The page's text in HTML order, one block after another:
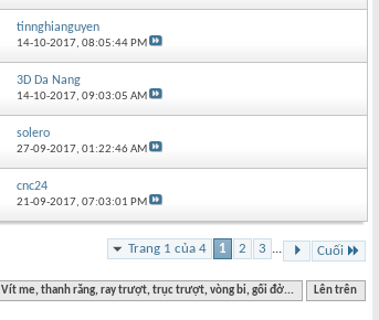
tinnghianguyen
14-10-2017,08:05:44 PM
3D Da Nang
14-10-2017,09:03:05 AM
solero
27-09-2017,01:22:46 AM
cnc24
21-09-2017,07:03:01 PM
Trang 1 của 4 1 2 3 ... Cuối
Vít me, thanh răng, ray trượt, trục trượt, vòng bi, gối đở... Lên trên